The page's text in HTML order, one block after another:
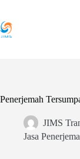
content
Penerjemah
JIMS
Jasa